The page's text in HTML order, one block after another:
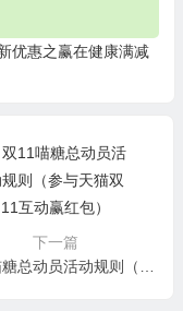
优惠之赢在健康满减
下一篇